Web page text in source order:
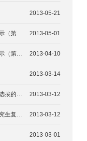
2013-05-21
2013-05-01
二批）
2013-04-10
一批）
2013-03-14
2013-03-12
公告
2013-03-12
通知
2013-03-01